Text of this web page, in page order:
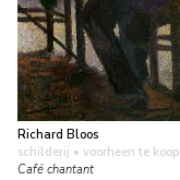
Richard Bloos
schilderij • voorheen te koop
Café chantant